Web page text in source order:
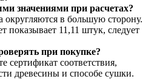
значениями при расчетах?
округляются в большую сторону.
показывает 11,11 штук, следует
при покупке?
сертификат соответствия,
древесины и способе сушки.